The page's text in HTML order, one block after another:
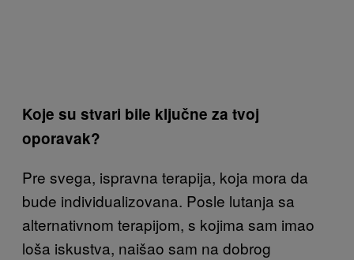
Koje su stvari bile ključne za tvoj
oporavak?
Pre svega, ispravna terapija, koja mora da
bude individualizovana. Posle lutanja sa
alternativnom terapijom, s kojima sam imao
loša iskustva, naišao sam na dobrog